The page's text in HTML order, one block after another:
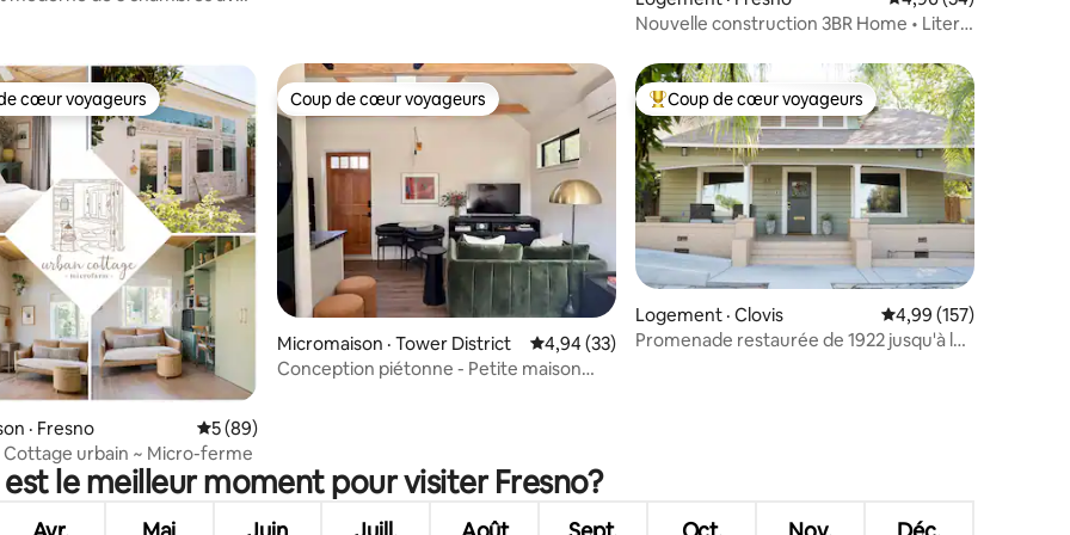
Nouvelle construction 3BR Home • Literie
5, 1 265 commentaires
voyageurs parmi les plus aimés
cœur voyageurs
· Fresno Note moyenne de 5 sur 5, 89 commentaires
5 (89)
Cottage urbain ~ Micro-ferme
Coup de cœur voyageurs
Coup de cœur voyageurs
Micromaison · Tower District Note moyenne de 4,94 sur 5, 33 commentaires
4,94 (33)
Conception piétonne - Petite maison
Coup de cœur voyageurs parmi les plus aimés
Coup de cœur voyageurs
Logement · Clovis Note moyenne de
4,99 (157)
Promenade restaurée de 1922 jusqu'à la
le meilleur moment pour visiter Fresno?